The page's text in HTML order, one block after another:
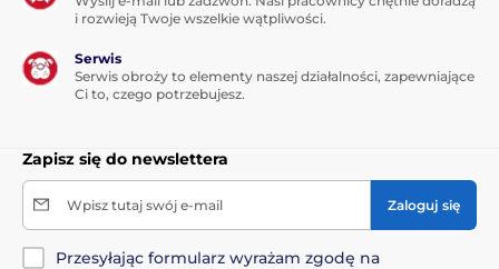
i rozwieją Twoje wszelkie wątpliwości.
Serwis
Serwis obroży to elementy naszej działalności, zapewniające
Ci to, czego potrzebujesz.
Zapisz się do newslettera
Wpisz tutaj swój e-mail Zaloguj się
Przesyłając formularz wyrażam zgodę na